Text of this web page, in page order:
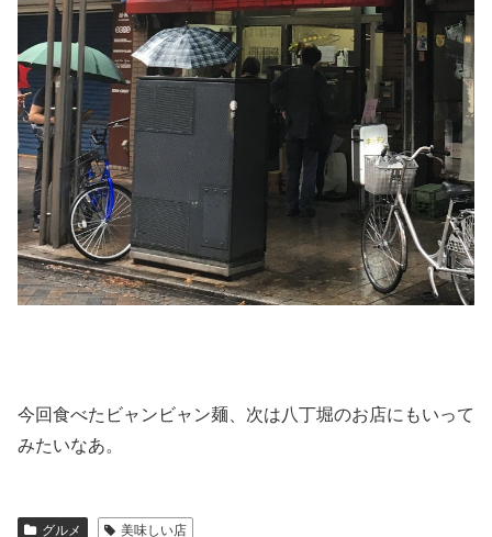
今回食べたビャンビャン麺、次は八丁堀のお店にもいって
みたいなあ。
グルメ 美味しい店